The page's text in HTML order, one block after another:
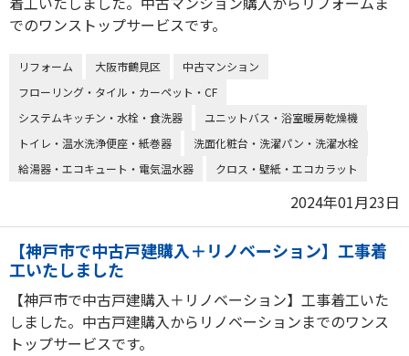
でのワンストップサービスです。
リフォーム 大阪市鶴見区
中古マンション
フローリング・タイル・カーペット・CF
システムキッチン・水栓・食洗器
ユニットバス・浴室暖房乾燥機
トイレ・温水洗浄便座・紙巻器
洗面化粧台・洗濯パン・洗濯水栓
給湯器・エコキュート・電気温水器
クロス・壁紙・エコカラット
2024年01月23日
【神戸市で中古戸建購入＋リノベーション】工事着
工いたしました
【神戸市で中古戸建購入＋リノベーション】工事着工いた
しました。中古戸建購入からリノベーションまでのワンス
トップサービスです。